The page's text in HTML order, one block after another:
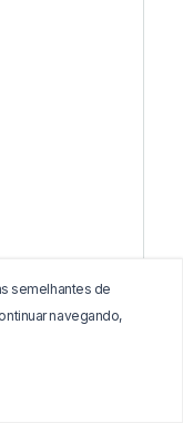
semelhantes de
navegando,